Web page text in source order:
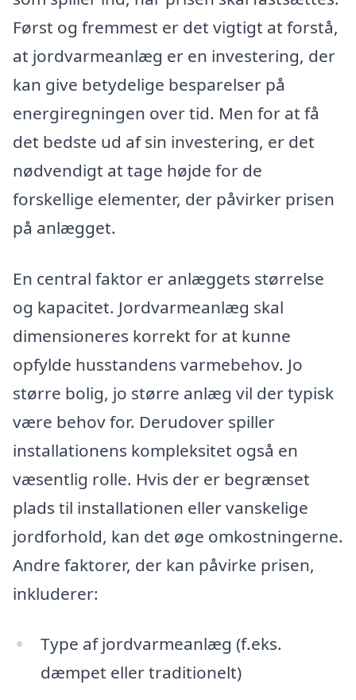
Først og fremmest er det vigtigt at forstå,
at jordvarmeanlæg er en investering, der
kan give betydelige besparelser på
energiregningen over tid. Men for at få
det bedste ud af sin investering, er det
nødvendigt at tage højde for de
forskellige elementer, der påvirker prisen
på anlægget.
En central faktor er anlæggets størrelse
og kapacitet. Jordvarmeanlæg skal
dimensioneres korrekt for at kunne
opfylde husstandens varmebehov. Jo
større bolig, jo større anlæg vil der typisk
være behov for. Derudover spiller
installationens kompleksitet også en
væsentlig rolle. Hvis der er begrænset
plads til installationen eller vanskelige
jordforhold, kan det øge omkostningerne.
Andre faktorer, der kan påvirke prisen,
inkluderer:
Type af jordvarmeanlæg (f.eks.
dæmpet eller traditionelt)